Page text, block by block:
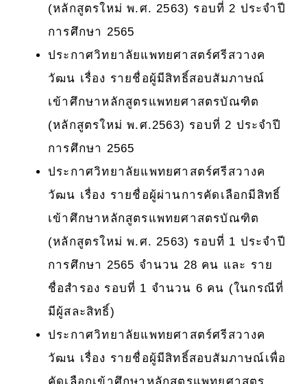
(หลักสูตรใหม่ พ.ศ. 2563) รอบที่ 2 ประจำปี
การศึกษา 2565
ประกาศวิทยาลัยแพทยศาสตร์ศรีสวางค
วัฒน เรื่อง รายชื่อผู้มีสิทธิ์สอบสัมภาษณ์
เข้าศึกษาหลักสูตรแพทยศาสตรบัณฑิต
(หลักสูตรใหม่ พ.ศ.2563) รอบที่ 2 ประจำปี
การศึกษา 2565
ประกาศวิทยาลัยแพทยศาสตร์ศรีสวางค
วัฒน เรื่อง รายชื่อผู้ผ่านการคัดเลือกมีสิทธิ์
เข้าศึกษาหลักสูตรแพทยศาสตรบัณฑิต
(หลักสูตรใหม่ พ.ศ. 2563) รอบที่ 1 ประจำปี
การศึกษา 2565 จำนวน 28 คน และ ราย
ชื่อสำรอง รอบที่ 1 จำนวน 6 คน (ในกรณีที่
มีผู้สละสิทธิ์)
ประกาศวิทยาลัยแพทยศาสตร์ศรีสวางค
วัฒน เรื่อง รายชื่อผู้มีสิทธิ์สอบสัมภาษณ์เพื่อ